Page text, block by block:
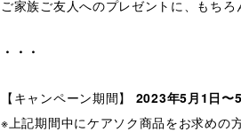
ご家族ご友人へのプレゼントに、もち
・・・
【キャンペーン期間】 2023年5月1日〜
※上記期間中にケアソク商品をお求めの